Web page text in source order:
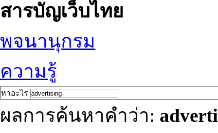
สารบัญเว็บไทย
พจนานุกรม
ความรู้
หาอะไร
ผลการค้นหาคำว่า: